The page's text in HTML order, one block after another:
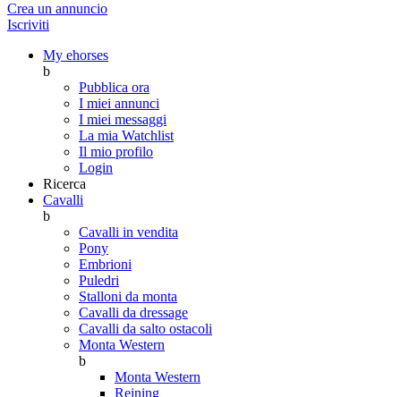
Crea un annuncio
Iscriviti
My ehorses
b
Pubblica ora
I miei annunci
I miei messaggi
La mia Watchlist
Il mio profilo
Login
Ricerca
Cavalli
b
Cavalli in vendita
Pony
Embrioni
Puledri
Stalloni da monta
Cavalli da dressage
Cavalli da salto ostacoli
Monta Western
b
Monta Western
Reining